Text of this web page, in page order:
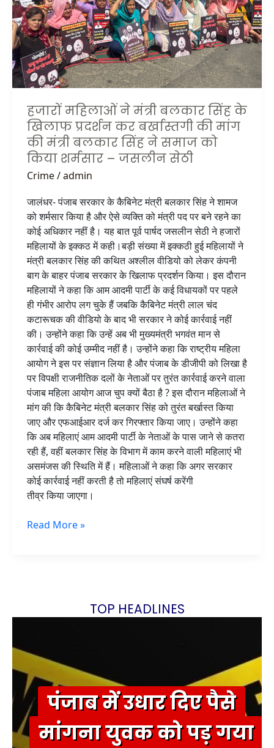
हजारों महिलाओं ने मंत्री बलकार सिंह के
खिलाफ प्रदर्शन कर बर्खास्तगी की मांग
की मंत्री बलकार सिंह ने समाज को
किया शर्मसार – जसलीन सेठी
Crime/admin
जालंधर- पंजाब सरकार के कैबिनेट मंत्री बलकार सिंह ने शामज
को शर्मसार किया है और ऐसे व्यक्ति को मंत्री पद पर बने रहने का
कोई अधिकार नहीं है। यह बात पूर्व पार्षद जसलीन सेठी ने हजारों
महिलायों के इक्कठ में कही।बड़ी संख्या में इक्कठी हुई महिलायों ने
मंत्री बलकार सिंह की कथित अश्लील वीडियो को लेकर कंपनी
बाग के बाहर पंजाब सरकार के खिलाफ प्रदर्शन किया। इस दौरान
महिलायों ने कहा कि आम आदमी पार्टी के कई विधायकों पर पहले
ही गंभीर आरोप लग चुके हैं जबकि कैबिनेट मंत्री लाल चंद
कटारूचक की वीडियो के बाद भी सरकार ने कोई कार्रवाई नहीं
की। उन्होंने कहा कि उन्हें अब भी मुख्यमंत्री भगवंत मान से
कार्रवाई की कोई उम्मीद नहीं है। उन्होंने कहा कि राष्ट्रीय महिला
आयोग ने इस पर संज्ञान लिया है और पंजाब के डीजीपी को लिखा है
पर विपक्षी राजनीतिक दलों के नेताओं पर तुरंत कार्रवाई करने वाला
पंजाब महिला आयोग आज चुप क्यों बैठा है ? इस दौरान महिलाओं ने
मांग की कि कैबिनेट मंत्री बलकार सिंह को तुरंत बर्खास्त किया
जाए और एफआईआर दर्ज कर गिरफ्तार किया जाए। उन्होंने कहा
कि अब महिलाएं आम आदमी पार्टी के नेताओं के पास जाने से कतरा
रही हैं, वहीं बलकार सिंह के विभाग में काम करने वाली महिलाएं भी
असमंजस की स्थिति में हैं। महिलाओं ने कहा कि अगर सरकार
कोई कार्रवाई नहीं करती है तो महिलाएं संघर्ष करेंगी
तीव्र किया जाएगा।
खिलाफ
प्रदर्शन
कर
बर्खास्तगी
की
मांग
मंत्री
बलकार
सिंह
ने
समाज
किया
शर्मसार
–
जसलीन
सेठी
Read More »
TOP HEADLINES
पंजाब में उधार दिए पैसे
मांगना युवक को पड़ गया